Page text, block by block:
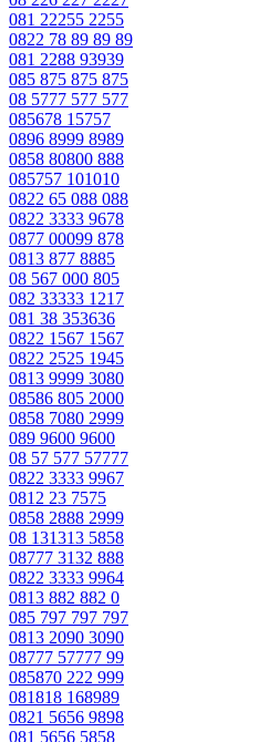
081 22255 2255
0822 78 89 89 89
081 2288 93939
085 875 875 875
08 5777 577 577
085678 15757
0896 8999 8989
0858 80800 888
085757 101010
0822 65 088 088
0822 3333 9678
0877 00099 878
0813 877 8885
08 567 000 805
082 33333 1217
081 38 353636
0822 1567 1567
0822 2525 1945
0813 9999 3080
08586 805 2000
0858 7080 2999
089 9600 9600
08 57 577 57777
0822 3333 9967
0812 23 7575
0858 2888 2999
08 131313 5858
08777 3132 888
0822 3333 9964
0813 882 882 0
085 797 797 797
0813 2090 3090
08777 57777 99
085870 222 999
081818 168989
0821 5656 9898
081 5656 5858